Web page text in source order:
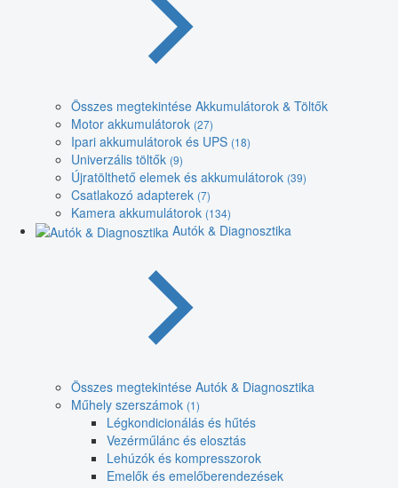
Összes megtekintése Akkumulátorok & Töltők
Motor akkumulátorok (27)
Ipari akkumulátorok és UPS (18)
Univerzális töltők (9)
Újratölthető elemek és akkumulátorok (39)
Csatlakozó adapterek (7)
Kamera akkumulátorok (134)
Autók & Diagnosztika
Összes megtekintése Autók & Diagnosztika
Műhely szerszámok (1)
Légkondicionálás és hűtés
Vezérműlánc és elosztás
Lehúzók és kompresszorok
Emelők és emelőberendezések